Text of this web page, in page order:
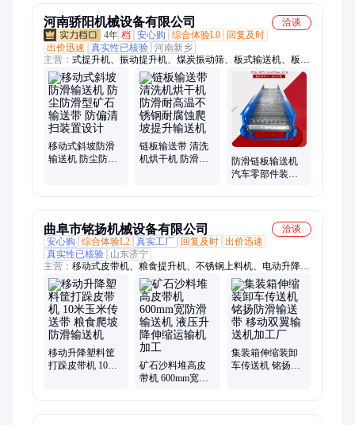
河南骄阳机械设备有限公司
洽谈
4年 档 安心购 综合体验L0
回复及时
出价迅速
真实性已核验 河南新乡
主营： 式提升机、振动提升机、煤炭振动筛、板式输送机、板式
给料机、链板给料机
移动式斜坡防滑
输送机 防尘防滑
链板输送带 清洗
机烘干机 防滑耐
防滑链板输送机
汽车零部件装配
曲阜市铭扬机械设备有限公司
洽谈
安心购
综合体验L2 真实工厂 回复及时 出价迅速
真实性已核验
山东济宁
主营： 移动式皮带机、粮食提升机、不锈钢上料机、电动升降输
送机、物流分拣输送机、螺旋输送机、刮板输送机、绞龙上料
机、车载软管吸料机、可弯曲抽料机、垂直斗提机、单斗提升
机、双链条刮板机
移动升降塑料筐
打跺皮带机 10米
矿石沙料堆高皮
带机 600mm宽防
集装箱伸缩装卸
车传送机 铭扬防